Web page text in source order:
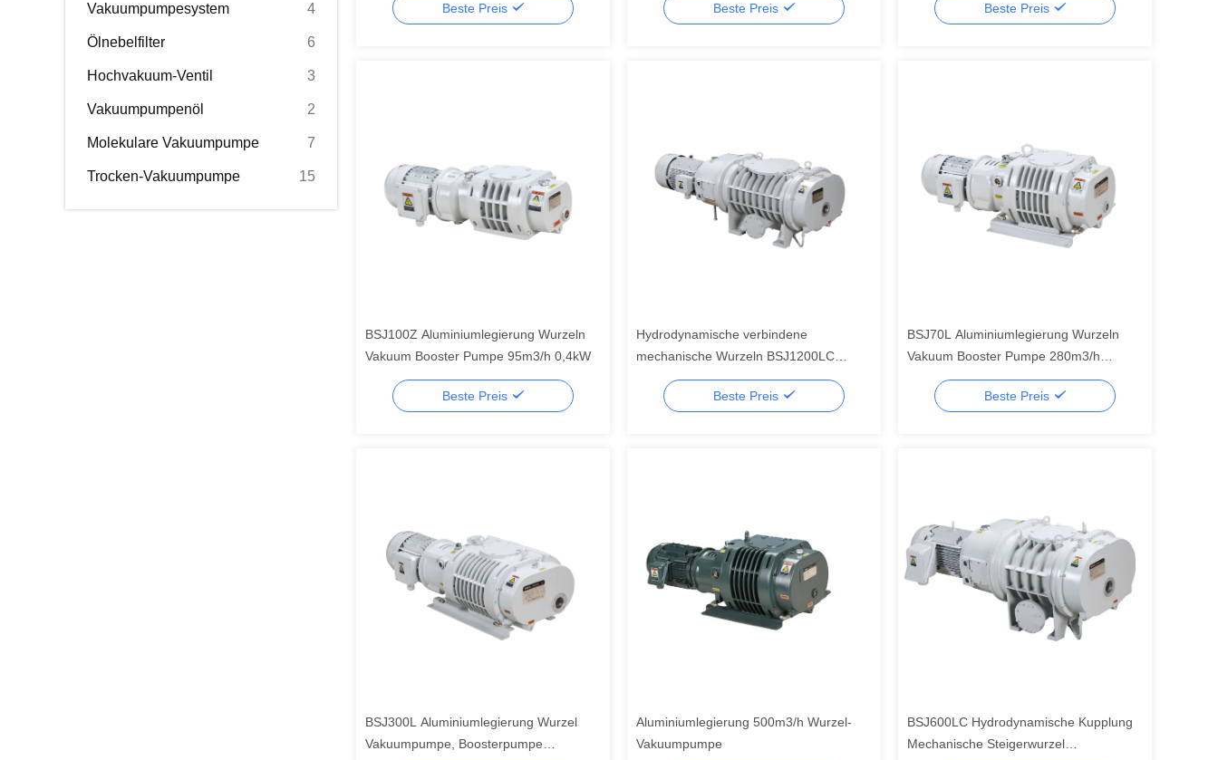
Vakuumpumpesystem 4
Ölnebelfilter 6
Hochvakuum-Ventil 3
Vakuumpumpenöl 2
Molekulare Vakuumpumpe 7
Trocken-Vakuumpumpe 15
Beste Preis
VakuumpumpeBeste Preis Beste Preis
BSJ100Z Aluminiumlegierung Wurzeln
Vakuum Booster Pumpe 95m3/h 0,4kW
Beste Preis
Hydrodynamische verbindene
mechanische Wurzeln BSJ1200LC
Zusatzvakuumpumpe 4140m ³ /h 11kW
Beste Preis
BSJ70L Aluminiumlegierung Wurzeln
Vakuum Booster Pumpe 280m3/h
0,75kW
Beste Preis
BSJ300L Aluminiumlegierung Wurzel
Vakuumpumpe, Boosterpumpe
Aluminiumlegierung 500m3/h Wurzel-
Vakuumpumpe
BSJ600LC Hydrodynamische Kupplung
Mechanische Steigerwurzel